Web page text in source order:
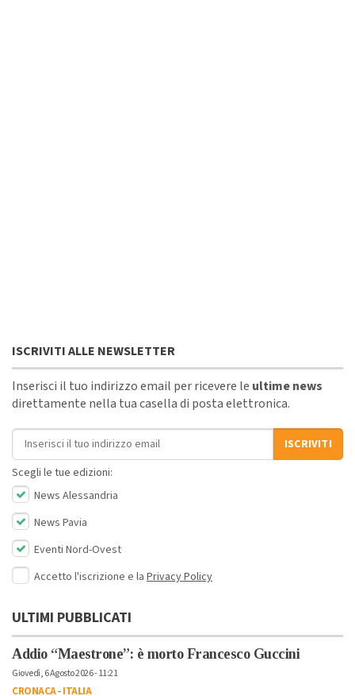
ISCRIVITI ALLE NEWSLETTER
Inserisci il tuo indirizzo email per ricevere le ultime news
direttamente nella tua casella di posta elettronica.
Indirizzo email
ISCRIVITI
Scegli le tue edizioni:
News Alessandria
News Pavia
Eventi Nord-Ovest
Accetto l'iscrizione e la Privacy Policy
ULTIMI PUBBLICATI
Addio “Maestrone”: è morto Francesco Guccini
Giovedì, 6 Agosto 2026 - 11:21
CRONACA-ITALIA